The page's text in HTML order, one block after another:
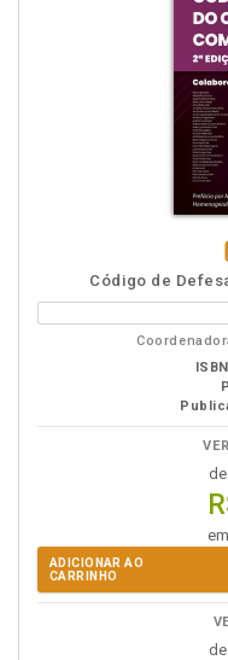
Código de
ADICIONAR AO
CARRINHO